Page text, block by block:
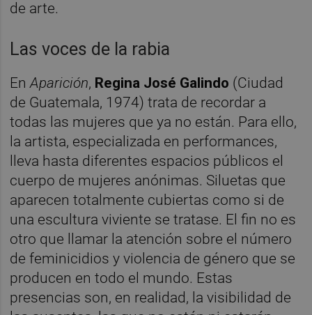
de arte.
Las voces de la rabia
EnAparición, Regina José Galindo (Ciudad
de Guatemala, 1974) trata de recordar a
todas las mujeres que ya no están. Para ello,
la artista, especializada en performances,
lleva hasta diferentes espacios públicos el
cuerpo de mujeres anónimas. Siluetas que
aparecen totalmente cubiertas como si de
una escultura viviente se tratase. El fin no es
otro que llamar la atención sobre el número
de feminicidios y violencia de género que se
producen en todo el mundo. Estas
presencias son, en realidad, la visibilidad de